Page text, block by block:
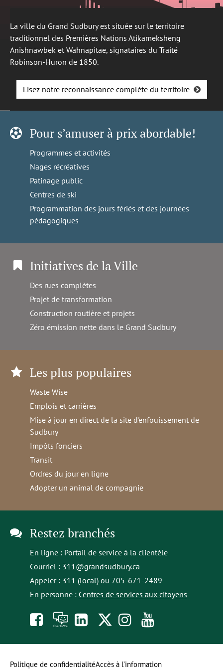
La ville du Grand Sudbury est située sur le territoire
traditionnel des Premières Nations Atikameksheng
Anishnawbek et Wahnapitae, signataires du Traité
Robinson-Huron de 1850.
Lisez notre reconnaissance complète du territoire
Pour s’amuser à prix abordable!
Programmes et activités
Nages récréatives
Patinage public
Centres de ski
Programmation des jours fériés et des journées
pédagogiques
Initiatives de la Ville
Des rues complètes
Projet de transformation
Construction routière et projets
Zéro émission nette dans le Grand Sudbury
Les plus populaires
Waste Wise
Emplois et carrières
Mise à jour en direct de la site d'enfouissement de
Sudbury
Impôts fonciers
Transit
Ordres du jour en ligne
Adopter un animal de compagnie
Restez branchés
En ligne : Portail de service à la clientèle
Courriel : 311@grandsudbury.ca
Appeler : 311 (local) ou 705-671-2489
En personne : Centres de services aux citoyens
Like
us
on
À
toi
la
opens
in
a
Follow
us
on
Follow
us
on
to
our
Politique de confidentialitéAccès à l’information